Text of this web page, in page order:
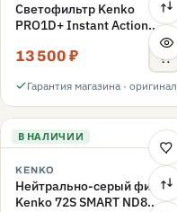
Светофильтр Kenko
PRO1D+ Instant Action
Variable NDX3-450+C-PL
переменной плотности
13 500 ₽
Гарантия магазина · оригинал
В НАЛИЧИИ
KENKO
Нейтрально-серый фильтр
Kenko 72S SMART ND8